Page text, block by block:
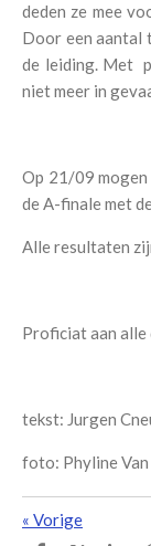
deden ze mee
Door een aantal
de leiding. Met
niet meer in
Op 21/09 mogen
de A-finale met
Alle resultaten
Proficiat aan alle
tekst: Jurgen
foto: Phyline
« Vorige